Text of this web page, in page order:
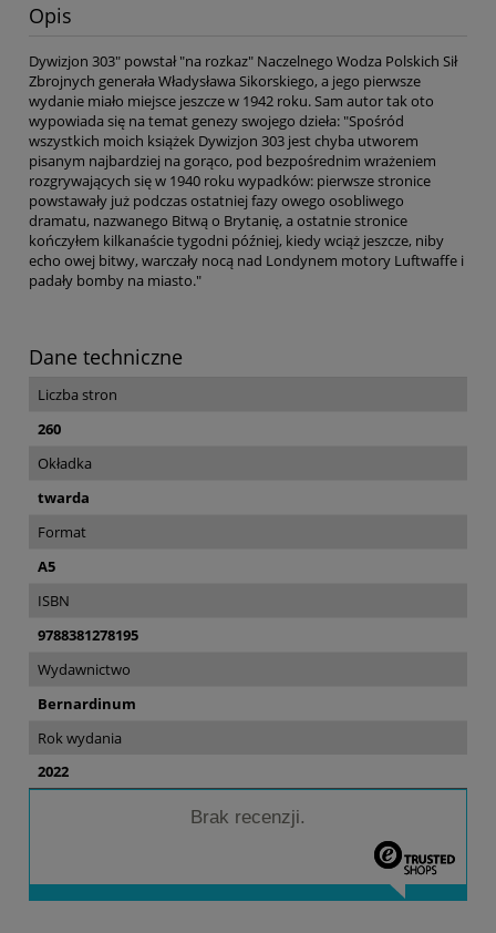
Opis
Dywizjon 303" powstał "na rozkaz" Naczelnego Wodza Polskich Sił
Zbrojnych generała Władysława Sikorskiego, a jego pierwsze
wydanie miało miejsce jeszcze w 1942 roku. Sam autor tak oto
wypowiada się na temat genezy swojego dzieła: "Spośród
wszystkich moich książek Dywizjon 303 jest chyba utworem
pisanym najbardziej na gorąco, pod bezpośrednim wrażeniem
rozgrywających się w 1940 roku wypadków: pierwsze stronice
powstawały już podczas ostatniej fazy owego osobliwego
dramatu, nazwanego Bitwą o Brytanię, a ostatnie stronice
kończyłem kilkanaście tygodni później, kiedy wciąż jeszcze, niby
echo owej bitwy, warczały nocą nad Londynem motory Luftwaffe i
padały bomby na miasto."
Dane techniczne
Liczba stron
260
Okładka
twarda
Format
A5
ISBN
9788381278195
Wydawnictwo
Bernardinum
Rok wydania
2022
Brak recenzji.